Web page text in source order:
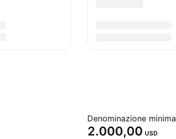
Denominazione minima
2.000,00 USD